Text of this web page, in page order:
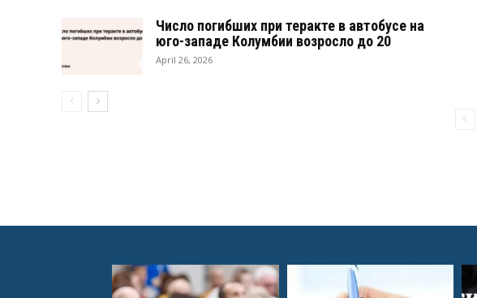
Число погибших при теракте в автобусе на
юго-западе Колумбии возросло до 20
April 26, 2026